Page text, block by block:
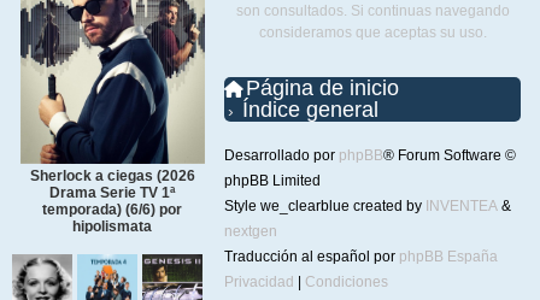
Sherlock a ciegas (2026
Drama Serie TV 1ª
temporada) (6/6) por
hipolismata
son consultados. Si continuas navegando
consideramos que aceptas su uso.
Página de inicio
Índice general
Desarrollado por phpBB® Forum Software ©
phpBB Limited
Style we_clearblue created by INVENTEA &
nextgen
Traducción al español por phpBB España
Privacidad | Condiciones